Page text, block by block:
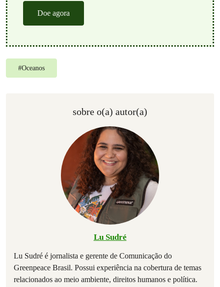
Doe agora
#Oceanos
sobre o(a) autor(a)
Lu Sudré
Lu Sudré é jornalista e gerente de Comunicação do
Greenpeace Brasil. Possui experiência na cobertura de temas
relacionados ao meio ambiente, direitos humanos e política.